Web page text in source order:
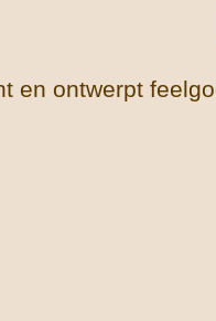
en ontwerpt